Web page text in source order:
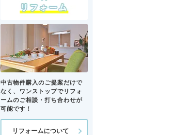
中古物件購入のご提案だけで
なく、ワンストップでリフォ
ームのご相談・打ち合わせが
可能です！
リフォームについて